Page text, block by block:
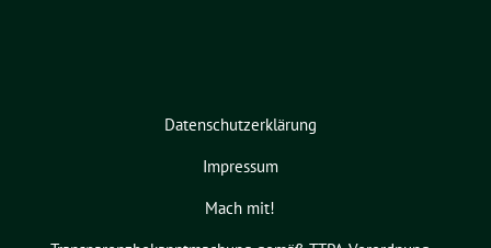
Datenschutzerklärung
Impressum
Mach mit!